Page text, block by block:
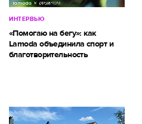
ИНТЕРВЬЮ
«Помогаю на бегу»: как
Lamoda объединила спорт и
благотворительность